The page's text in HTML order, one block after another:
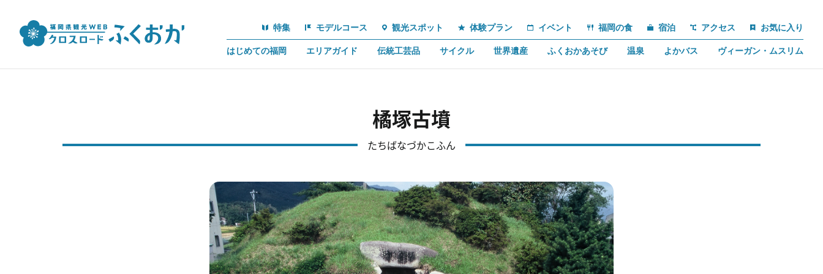
特集 モデルコース 観光スポット 体験プラン イベント 福岡の食 宿泊 アクセス お気に入り
はじめての福岡 エリアガイド 伝統工芸品 サイクル 世界遺産 ふくおかあそび 温泉 よかバス ヴィーガン・ムスリム
橘塚古墳
たちばなづかこふん